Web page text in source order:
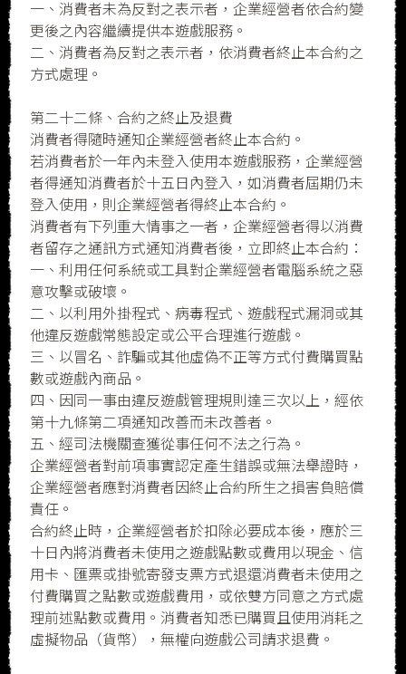
一、消費者未為反對之表示者，企業經營者依合約變
更後之內容繼續提供本遊戲服務。
二、消費者為反對之表示者，依消費者終止本合約之
方式處理。
第二十二條、合約之終止及退費
消費者得隨時通知企業經營者終止本合約。
若消費者於一年內未登入使用本遊戲服務，企業經營
者得通知消費者於十五日內登入，如消費者屆期仍未
登入使用，則企業經營者得終止本合約。
消費者有下列重大情事之一者，企業經營者得以消費
者留存之通訊方式通知消費者後，立即終止本合約：
一、利用任何系統或工具對企業經營者電腦系統之惡
意攻擊或破壞。
二、以利用外掛程式、病毒程式、遊戲程式漏洞或其
他違反遊戲常態設定或公平合理進行遊戲。
三、以冒名、詐騙或其他虛偽不正等方式付費購買點
數或遊戲內商品。
四、因同一事由違反遊戲管理規則達三次以上，經依
第十九條第二項通知改善而未改善者。
五、經司法機關查獲從事任何不法之行為。
企業經營者對前項事實認定產生錯誤或無法舉證時，
企業經營者應對消費者因終止合約所生之損害負賠償
責任。
合約終止時，企業經營者於扣除必要成本後，應於三
十日內將消費者未使用之遊戲點數或費用以現金、信
用卡、匯票或掛號寄發支票方式退還消費者未使用之
付費購買之點數或遊戲費用，或依雙方同意之方式處
理前述點數或費用。消費者知悉已購買且使用消耗之
虛擬物品（貨幣），無權向遊戲公司請求退費。